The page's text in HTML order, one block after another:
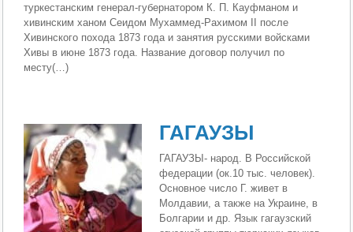
туркестанским генерал-губернатором К. П. Кауфманом и
хивинским ханом Сеидом Мухаммед-Рахимом II после
Хивинского похода 1873 года и занятия русскими войсками
Хивы в июне 1873 года. Название договор получил по
месту(…)
ГАГАУЗЫ
ГАГАУЗЫ- народ. В Российской
федерации (ок.10 тыс. человек).
Основное число Г. живет в
Молдавии, а также на Украине, в
Болгарии и др. Язык гагаузский